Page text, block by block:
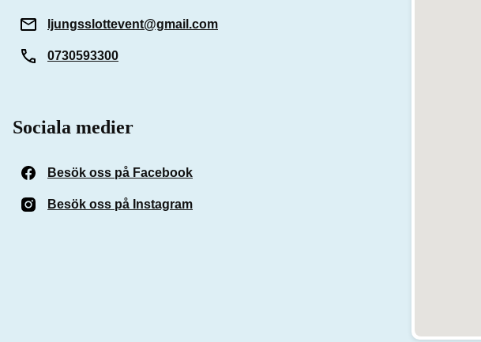
ljungsslottevent@gmail.com
0730593300
Sociala medier
Besök oss på Facebook
Besök oss på Instagram